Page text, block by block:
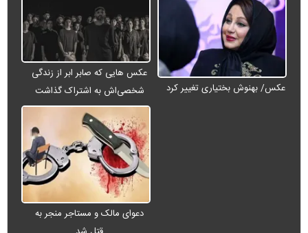
عکس/ بهنوش بختیاری تغییر کرد
عکس هایی که صابر ابر از زندگی
شخصی‌اش به اشتراک گذاشت
دعوای مالک و مستاجر منجر به